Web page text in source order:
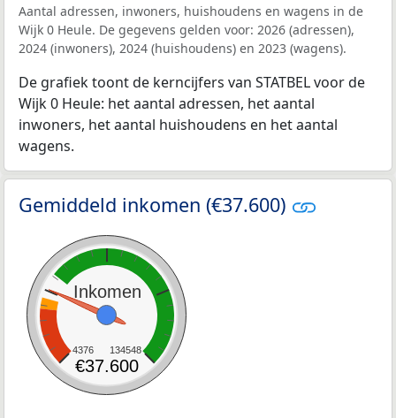
Aantal adressen, inwoners, huishoudens en wagens in de
Wijk 0 Heule. De gegevens gelden voor: 2026 (adressen),
2024 (inwoners), 2024 (huishoudens) en 2023 (wagens).
De grafiek toont de kerncijfers van STATBEL voor de
Wijk 0 Heule: het aantal adressen, het aantal
inwoners, het aantal huishoudens en het aantal
wagens.
Gemiddeld inkomen (€37.600)
Inkomen
4376 134548
€37.600